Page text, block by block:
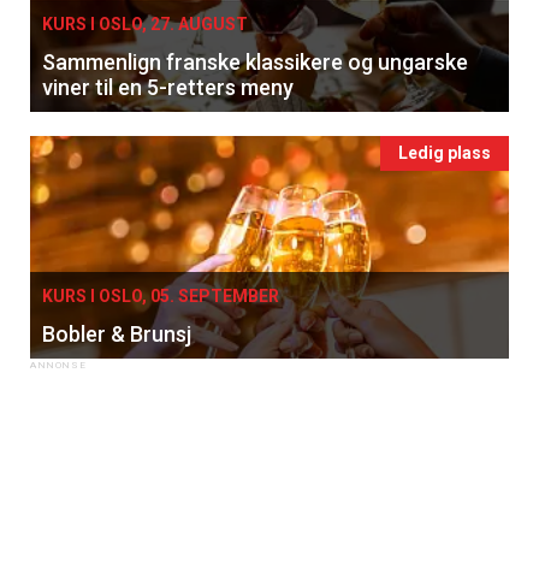
KURS I OSLO, 27. AUGUST
Sammenlign franske klassikere og ungarske
viner til en 5-retters meny
Ledig plass
KURS I OSLO, 05. SEPTEMBER
Bobler & Brunsj